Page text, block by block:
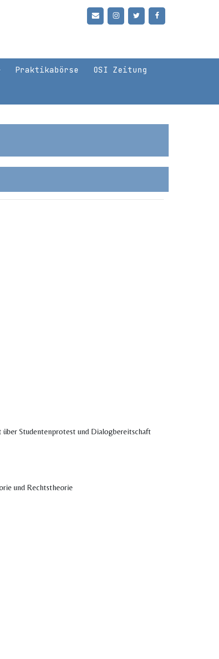
Praktikabörse OSI Zeitung
über Studentenprotest und Dialogbereitschaft
und Rechtstheorie